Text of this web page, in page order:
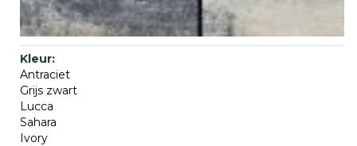
Antraciet
Grijs zwart
Lucca
Sahara
Ivory